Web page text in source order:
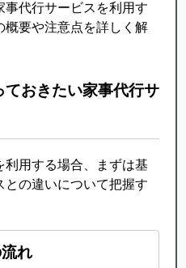
代行サービスを利用す
概要や注意点を詳しく解
おきたい家事代行サ
用する場合、まずは基
の違いについて把握す
れ